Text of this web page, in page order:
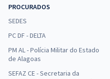
PROCURADOS
SEDES
PC DF - DELTA
PM AL - Polícia Militar do Estado
de Alagoas
SEFAZ CE - Secretaria da